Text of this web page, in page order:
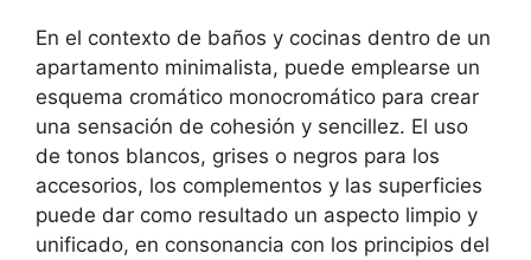
En el contexto de baños y cocinas dentro de un
apartamento minimalista, puede emplearse un
esquema cromático monocromático para crear
una sensación de cohesión y sencillez. El uso
de tonos blancos, grises o negros para los
accesorios, los complementos y las superficies
puede dar como resultado un aspecto limpio y
unificado, en consonancia con los principios del